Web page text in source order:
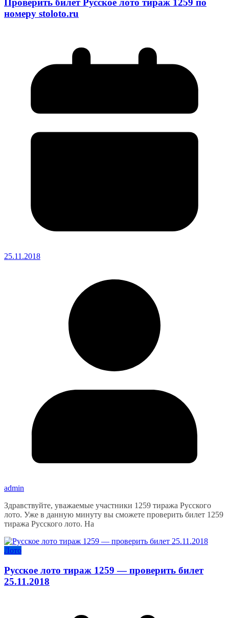
Проверить билет Русское лото тираж 1259 по
номеру stoloto.ru
25.11.2018
admin
Здравствуйте, уважаемые участники 1259 тиража Русского
лото. Уже в данную минуту вы сможете проверить билет 1259
тиража Русского лото. На
Лото
Русское лото тираж 1259 — проверить билет
25.11.2018